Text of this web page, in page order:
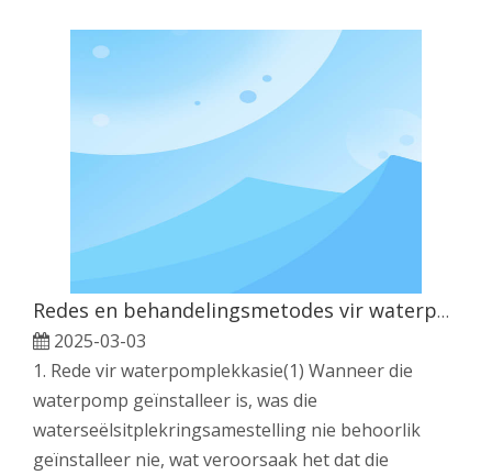
Redes en behandelingsmetodes vir waterpomplekkasie
2025-03-03
1. Rede vir waterpomplekkasie(1) Wanneer die
waterpomp geïnstalleer is, was die
waterseëlsitplekringsamestelling nie behoorlik
geïnstalleer nie, wat veroorsaak het dat die